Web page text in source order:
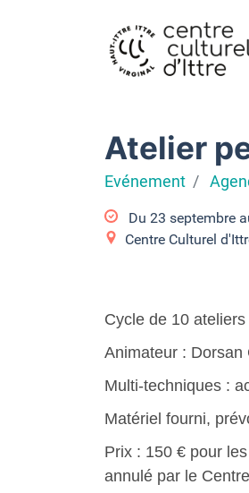
Atelier
Evénement
Du 23 septembre
Centre Culturel
Cycle de 10
Animateur : Dorsan
Multi-techniques :
Matériel fourni,
Prix : 150 € pour
annulé par le